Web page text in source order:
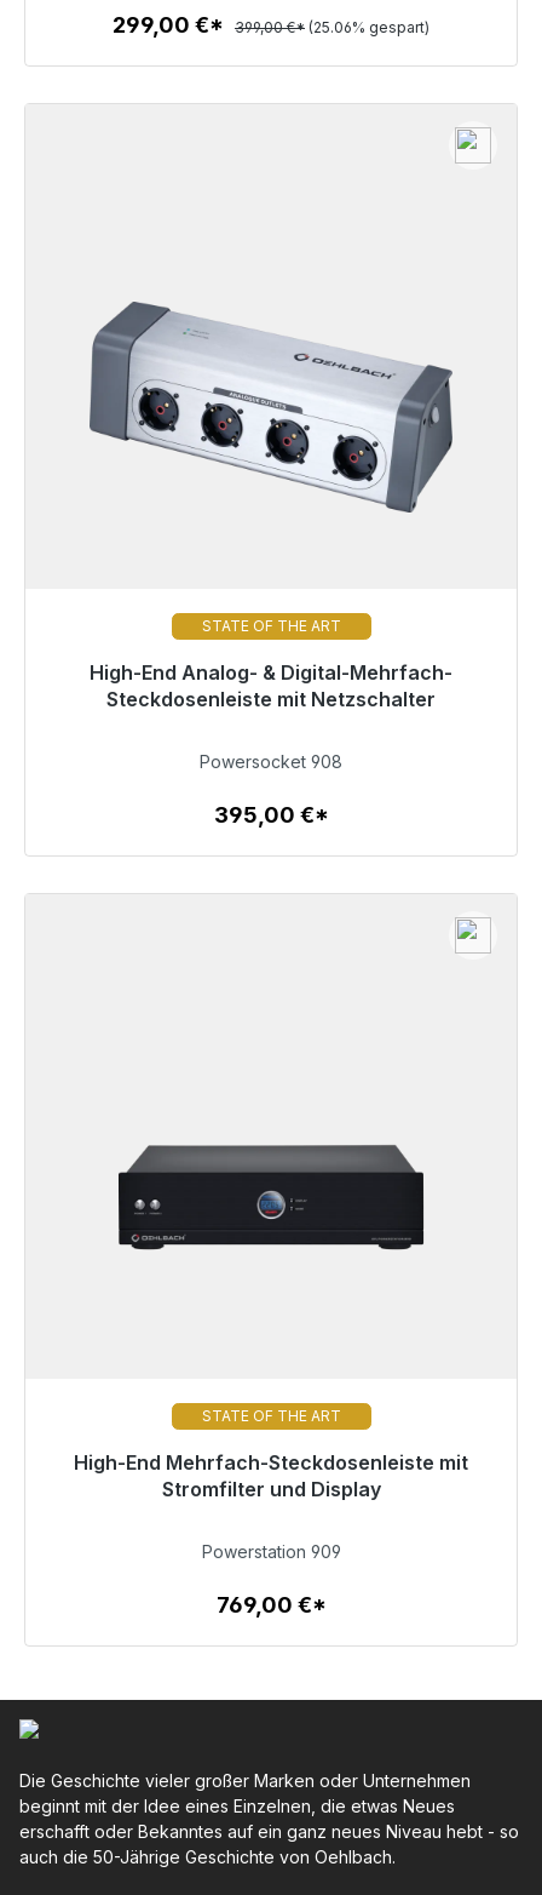
Zum Artikel
299,00 €* 399,00 €* (25.06% gespart)
STATE OF THE ART
High-End Analog- & Digital-Mehrfach-
Steckdosenleiste mit Netzschalter
Nicht mehr verfügbar
Zum Artikel
Powersocket 908
395,00 €*
STATE OF THE ART
High-End Mehrfach-Steckdosenleiste mit
Stromfilter und Display
Sofort versandfertig, Lieferzeit 48h*
Zum Artikel
Powerstation 909
769,00 €*
Die Geschichte vieler großer Marken oder Unternehmen
beginnt mit der Idee eines Einzelnen, die etwas Neues
erschafft oder Bekanntes auf ein ganz neues Niveau hebt - so
auch die 50-Jährige Geschichte von Oehlbach.